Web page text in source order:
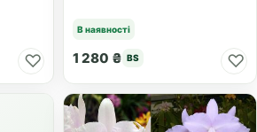
♡
В наявності
1 280 ₴ BS ♡